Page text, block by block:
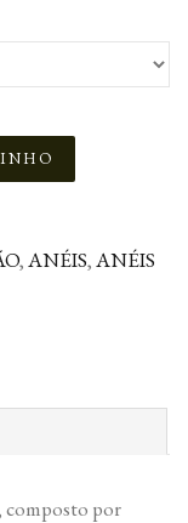
,ANÉIS,ANÉIS
composto por